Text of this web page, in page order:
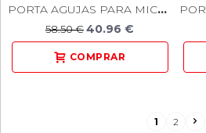
PORTA AGUJAS PARA MICROCIRUGÍA 15CM CURVO
58.50 €40.96 €
1 2